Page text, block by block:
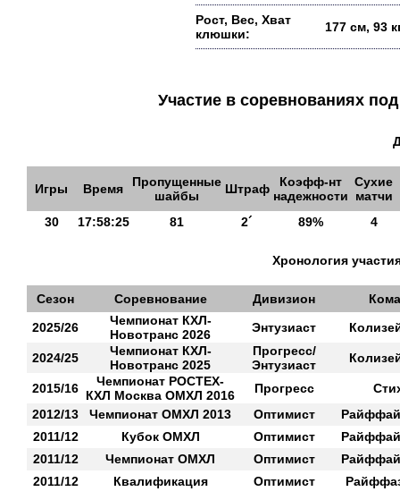
Рост, Вес, Хват
клюшки:
177 см, 93
Участие в соревнованиях
Игры Время
Пропущенные
шайбы
Штраф
Коэфф-нт
надежности
Сухие
матчи
30
17:58:25 81 2´ 89% 4
Хронология
Сезон Соревнование Дивизион
2025/26
Чемпионат КХЛ-
Новотранс 2026
Энтузиаст
2024/25
Чемпионат КХЛ-
Новотранс 2025
Прогресс/
Энтузиаст
2015/16
Чемпионат РОСТЕХ-
КХЛ Москва ОМХЛ 2016
Прогресс
2012/13
Чемпионат ОМХЛ 2013 Оптимист
2011/12
Кубок ОМХЛ Оптимист
2011/12
Чемпионат ОМХЛ Оптимист
2011/12
Квалификация Оптимист